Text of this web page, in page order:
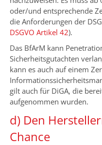
oder/und entsprechende
die Anforderungen der
DSGVO Artikel 42).
Das BfArM kann
Sicherheitsgutachten
kann es auch auf einem
gilt auch für DiGA, die
aufgenommen wurden.
d) Den
Chance